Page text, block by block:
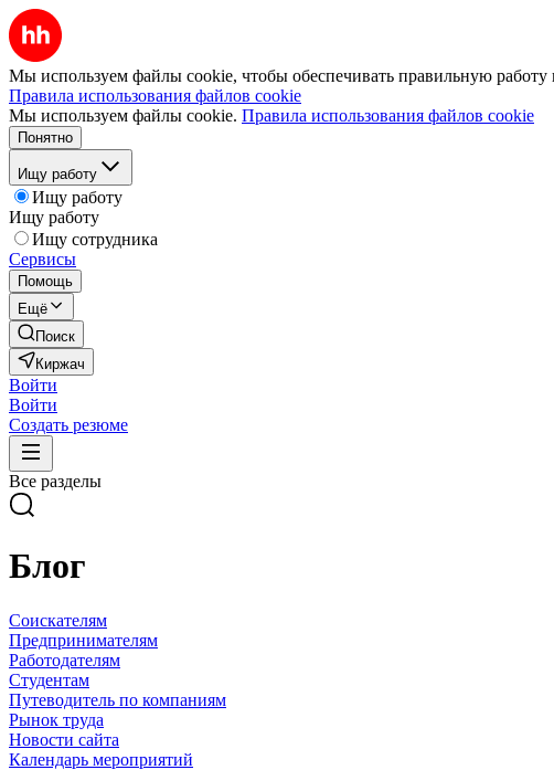
Мы используем файлы cookie, чтобы обеспечивать правильную работу
Правила использования файлов cookie
Мы используем файлы cookie. Правила использования файлов cookie
Понятно
Ищу работу
Ищу работу
Ищу работу
Ищу сотрудника
Сервисы
Помощь
Ещё
Поиск
Киржач
Войти
Войти
Создать резюме
Все разделы
Блог
Соискателям
Предпринимателям
Работодателям
Студентам
Путеводитель по компаниям
Рынок труда
Новости сайта
Календарь мероприятий